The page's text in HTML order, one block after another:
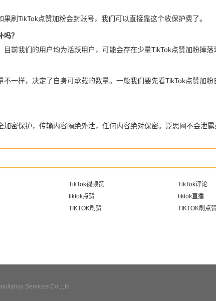
刷TikTok点赞加粉会封账号，我们可以直接靠这个收保护费了。
？
前我们的用户均为活跃用户，可能会存在少量TikTok点赞加粉掉落
一样，决定了自身可承载的数量。一般我们要先看TikTok点赞加
密保护，传输内容隔绝外泄，任何内容绝对保密。泛思网不会泄露
TikTok视频赞 TikTok评论
tiktok点赞 tiktok直播
TIKTOK刷赞 TIKTOK刷点
Services Co.,Ltd